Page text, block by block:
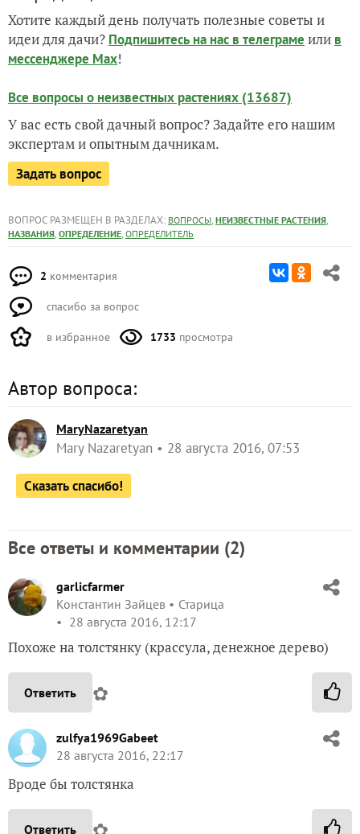
Хотите каждый день получать полезные советы и
идеи для дачи? Подпишитесь на нас в телеграме или в
мессенджере Max!
Все вопросы о неизвестных растениях (13687)
У вас есть свой дачный вопрос? Задайте его нашим
экспертам и опытным дачникам.
Задать вопрос
ВОПРОС РАЗМЕЩЕН В РАЗДЕЛАХ: ВОПРОСЫ, НЕИЗВЕСТНЫЕ РАСТЕНИЯ,
НАЗВАНИЯ, ОПРЕДЕЛЕНИЕ, ОПРЕДЕЛИТЕЛЬ
2 комментария
спасибо за вопрос
в избранное 1733 просмотра
Автор вопроса:
MaryNazaretyan
Mary Nazaretyan 28 августа 2016, 07:53
Сказать спасибо!
Все ответы и комментарии (2)
garlicfarmer
Константин Зайцев
Старица
28 августа 2016, 12:17
Похоже на толстянку (крассула, денежное дерево)
Ответить ✿
zulfya1969Gabeet
28 августа 2016, 22:17
Вроде бы толстянка
Ответить